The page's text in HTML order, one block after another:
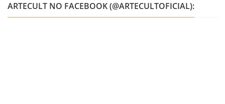
ARTECULT NO FACEBOOK (@ARTECULTOFICIAL):